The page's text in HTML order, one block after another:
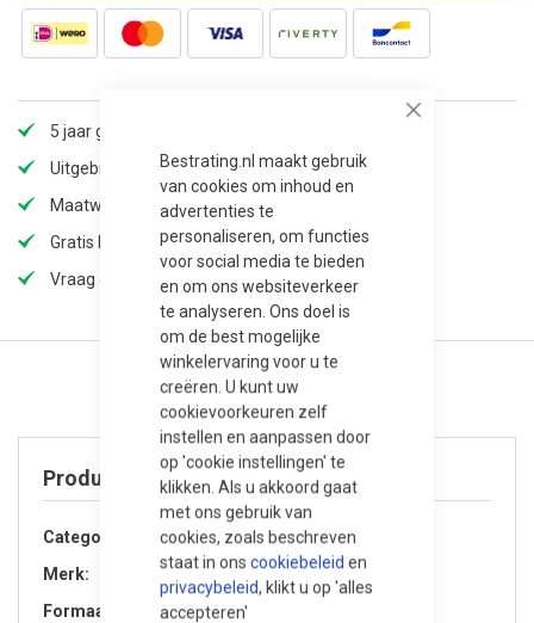
Bestrating.nl maakt gebruik
van cookies om inhoud en
advertenties te
personaliseren, om functies
voor social media te bieden
en om ons websiteverkeer
te analyseren. Ons doel is
om de best mogelijke
winkelervaring voor u te
creëren. U kunt uw
cookievoorkeuren zelf
instellen en aanpassen door
op 'cookie instellingen' te
klikken. Als u akkoord gaat
met ons gebruik van
cookies, zoals beschreven
staat in ons cookiebeleid en
privacybeleid, klikt u op 'alles
accepteren'
5 jaar garantie
Uitgebreid assortiment
Maatwerk mogelijk (langere levertijd)
Gratis bezorging
Vraag offerte aan voor extra korting!
Product specificaties
Categorie
Accessoires
Merk
Adezz
Formaat